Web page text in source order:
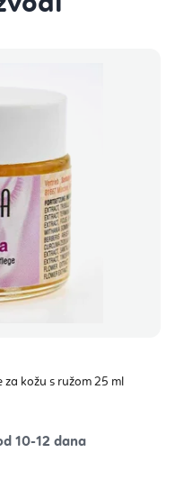
kožu s ružom 25 ml
10-12 dana